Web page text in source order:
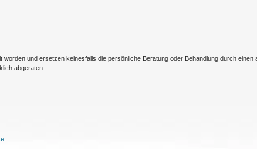
und ersetzen keinesfalls die persönliche Beratung oder Behandlung durch
abgeraten.